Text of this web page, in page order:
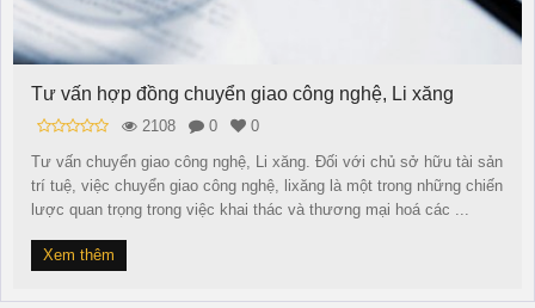
Tư vấn hợp đồng chuyển giao công nghệ, Li xăng
2108 0
0
Tư vấn chuyển giao công nghệ, Li xăng. Đối với chủ sở hữu tài sản
trí tuệ, việc chuyển giao công nghệ, lixăng là một trong những chiến
lược quan trọng trong việc khai thác và thương mại hoá các ...
Xem thêm